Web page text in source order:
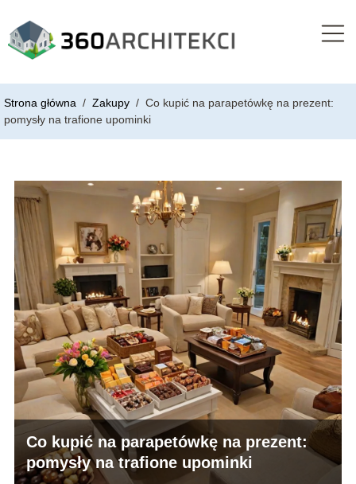
Strona główna / Zakupy / Co kupić na parapetówkę na prezent:
pomysły na trafione upominki
Co kupić na parapetówkę na prezent:
pomysły na trafione upominki